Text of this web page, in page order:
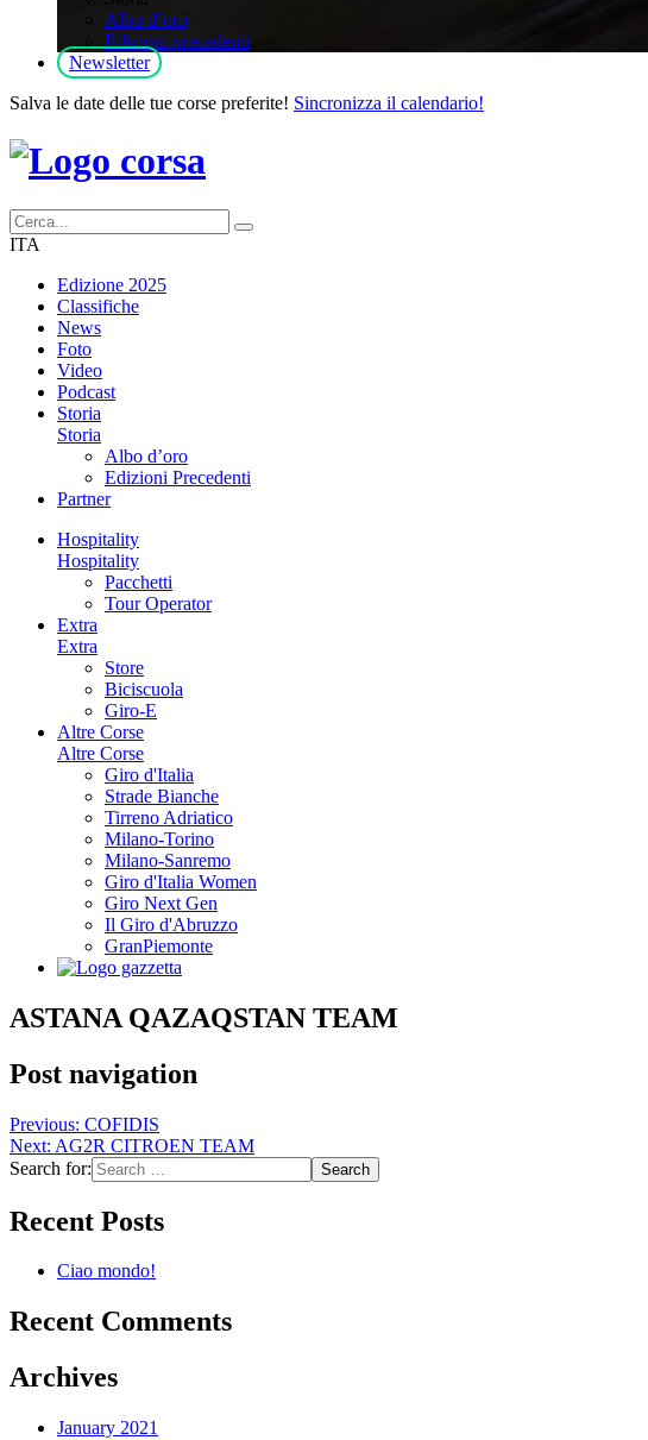
Albo d’oro
Edizioni precedenti
Newsletter
Salva le date delle tue corse preferite! Sincronizza il calendario!
ITA
Edizione 2025
Classifiche
News
Foto
Video
Podcast
Storia
Storia
Albo d’oro
Edizioni Precedenti
Partner
Hospitality
Hospitality
Pacchetti
Tour Operator
Extra
Extra
Store
Biciscuola
Giro-E
Altre Corse
Altre Corse
Giro d'Italia
Strade Bianche
Tirreno Adriatico
Milano-Torino
Milano-Sanremo
Giro d'Italia Women
Giro Next Gen
Il Giro d'Abruzzo
GranPiemonte
ASTANA QAZAQSTAN TEAM
Post navigation
Previous: COFIDIS
Next: AG2R CITROEN TEAM
Search for:
Recent Posts
Ciao mondo!
Recent Comments
Archives
January 2021